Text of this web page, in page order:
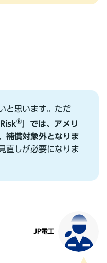
と思います。ただ
® 」では、アメリ
補償対象外となりま
直しが必要になりま
JP電⼯